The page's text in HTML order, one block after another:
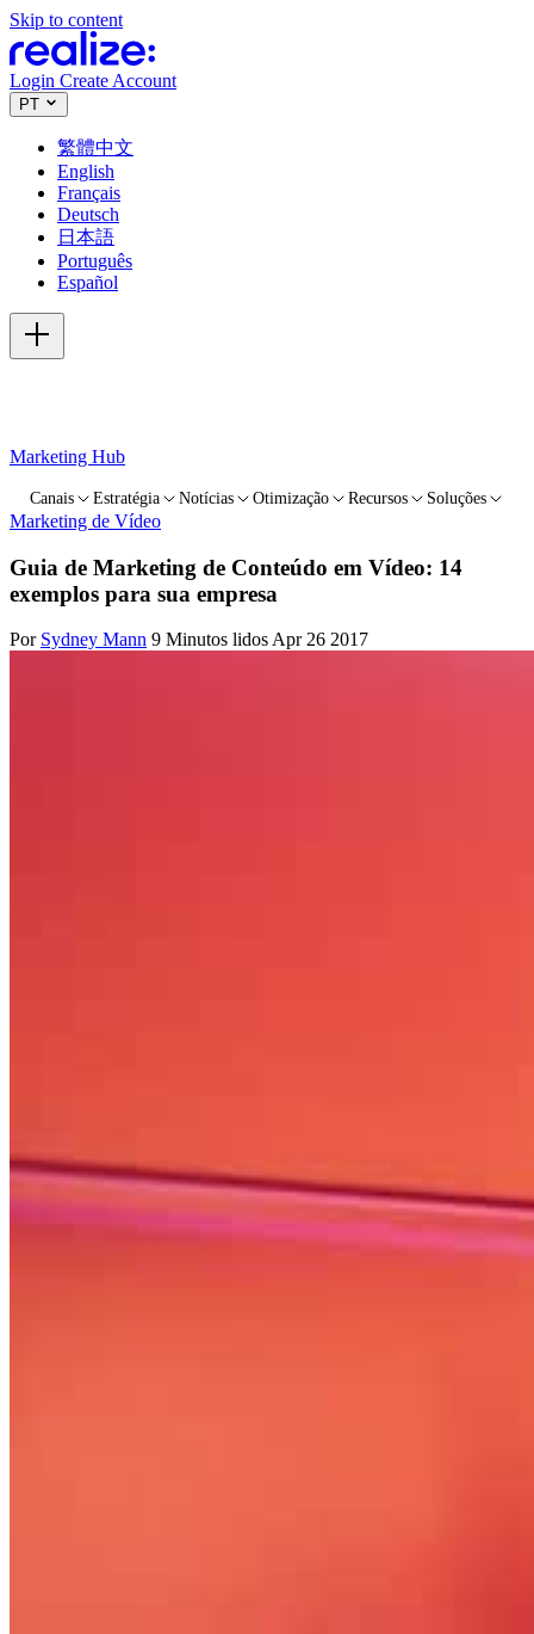
Skip to content
Login Create Account
PT
繁體中文
English
Français
Deutsch
日本語
Português
Español
Marketing Hub
Canais Estratégia Notícias Otimização Recursos Soluções
Marketing de Vídeo
Guia de Marketing de Conteúdo em Vídeo: 14
exemplos para sua empresa
Por Sydney Mann 9 Minutos lidosApr 26 2017